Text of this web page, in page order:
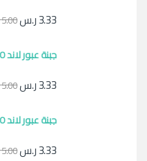
3.33ر.س5.00
جبنة عبور لاند 250 جرام بالفلمنك
3.33ر.س5.00
جبنة عبور لاند 250 جرام بالبسطرمه
3.33ر.س5.00